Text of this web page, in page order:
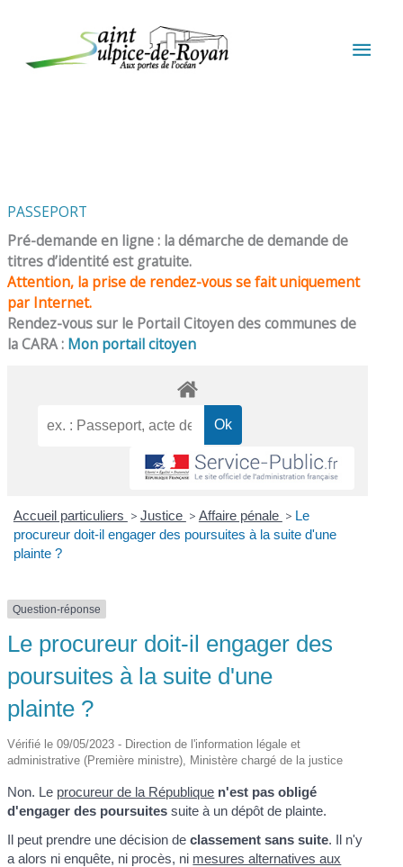
PASSEPORT
Pré-demande en ligne : la démarche de demande de
titres d’identité est gratuite.
Attention, la prise de rendez-vous se fait uniquement
par Internet.
Rendez-vous sur le Portail Citoyen des communes de
la CARA : Mon portail citoyen
Accueil particuliers > Justice > Affaire pénale > Le
procureur doit-il engager des poursuites à la suite d'une
plainte ?
Question-réponse
Le procureur doit-il engager des
poursuites à la suite d'une
plainte ?
Vérifié le 09/05/2023 - Direction de l'information légale et
administrative (Première ministre), Ministère chargé de la justice
Non. Le procureur de la République n'est pas obligé
d'engager des poursuites suite à un dépôt de plainte.
Il peut prendre une décision declassement sans suite. Il n'y
a alors ni enquête, ni procès, ni mesures alternatives aux